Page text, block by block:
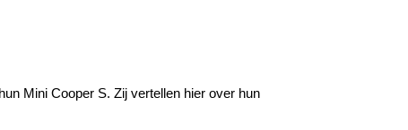
Mini Cooper S. Zij vertellen hier over hun